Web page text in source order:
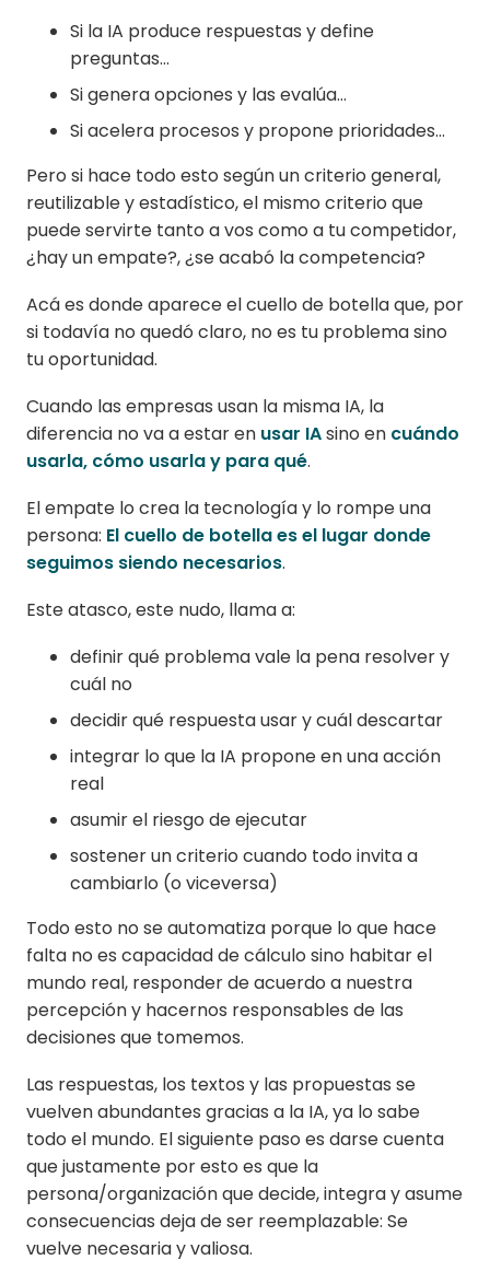
Si la IA produce respuestas y define
preguntas…
Si genera opciones y las evalúa…
Si acelera procesos y propone prioridades…
Pero si hace todo esto según un criterio general,
reutilizable y estadístico, el mismo criterio que
puede servirte tanto a vos como a tu competidor,
¿hay un empate?, ¿se acabó la competencia?
Acá es donde aparece el cuello de botella que, por
si todavía no quedó claro, no es tu problema sino
tu oportunidad.
Cuando las empresas usan la misma IA, la
diferencia no va a estar en usar IAsino en cuándo
usarla, cómo usarla y para qué.
El empate lo crea la tecnología y lo rompe una
persona: El cuello de botella es el lugar donde
seguimos siendo necesarios.
Este atasco, este nudo, llama a:
definir qué problema vale la pena resolver y
cuál no
decidir qué respuesta usar y cuál descartar
integrar lo que la IA propone en una acción
real
asumir el riesgo de ejecutar
sostener un criterio cuando todo invita a
cambiarlo (o viceversa)
Todo esto no se automatiza porque lo que hace
falta no es capacidad de cálculo sino habitar el
mundo real, responder de acuerdo a nuestra
percepción y hacernos responsables de las
decisiones que tomemos.
Las respuestas, los textos y las propuestas se
vuelven abundantes gracias a la IA, ya lo sabe
todo el mundo. El siguiente paso es darse cuenta
que justamente por esto es que la
persona/organización que decide, integra y asume
consecuencias deja de ser reemplazable: Se
vuelve necesaria y valiosa.